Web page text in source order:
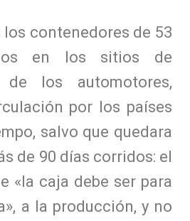
los contenedores de 53
en los sitios de
de los automotores,
por los países
salvo que quedara
de 90 días corridos: el
«la caja debe ser para
a la producción, y no